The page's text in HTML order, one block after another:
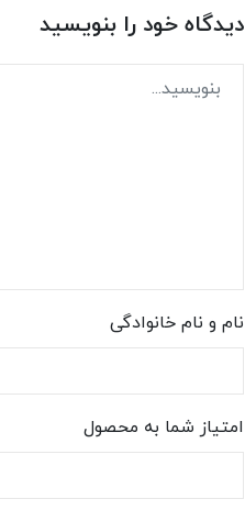
دیدگاه خود را بنویسید
نام و نام خانوادگی
امتیاز شما به محصول